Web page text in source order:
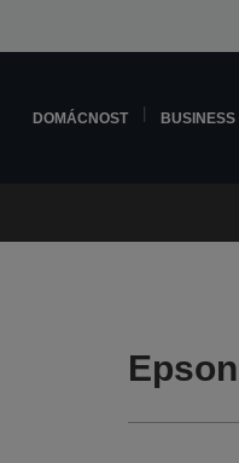
DOMÁCNOST BUSINESS